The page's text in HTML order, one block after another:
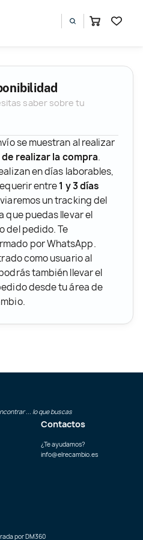
saber sobre tu
se muestran al realizar
realizar la compra.
en días laborables,
entre1 y 3 días
un tracking del
puedas llevar el
del pedido. Te
por WhatsApp.
como usuario al
también llevar el
desde tu área de
... lo que buscas
Contactos
¿Te ayudamos?
info@elrecambio.es
porDM360